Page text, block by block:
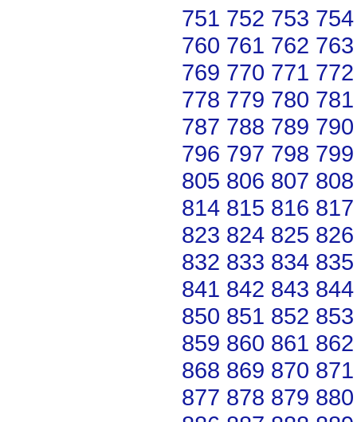
751 752 753 754
760 761 762 763
769 770 771 772
778 779 780 781
787 788 789 790
796 797 798 799
805 806 807 808
814 815 816 817
823 824 825 826
832 833 834 835
841 842 843 844
850 851 852 853
859 860 861 862
868 869 870 871
877 878 879 880